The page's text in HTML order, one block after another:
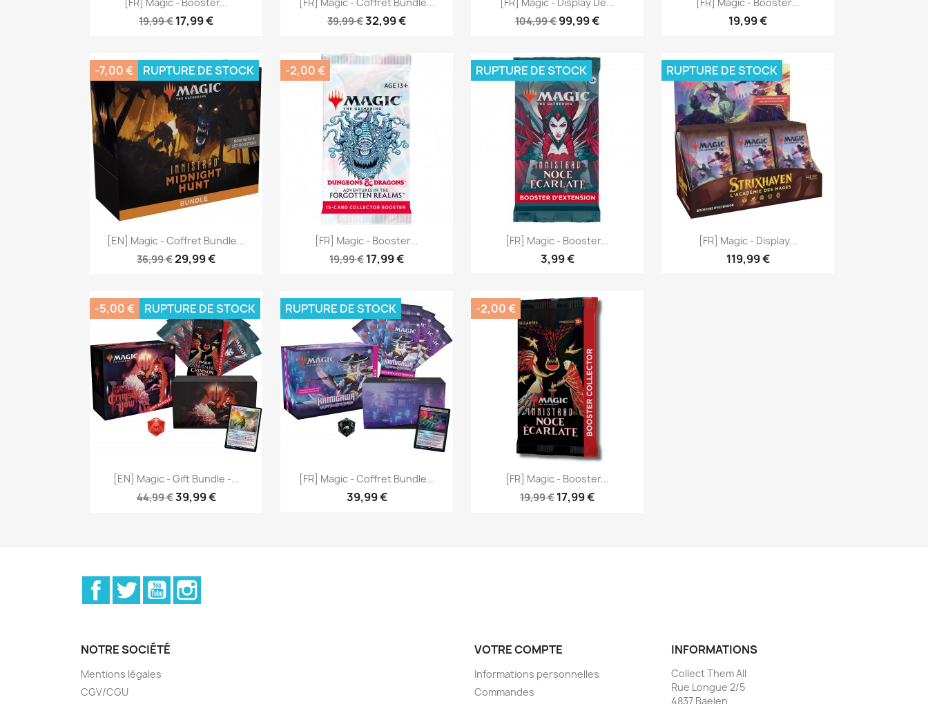
19,99 € 17,99 €
39,99 €32,99 €
104,99 € 99,99 € 19,99 €
[EN] Magic - Coffret Bundle...
36,99 €29,99 €
-7,00 € RUPTURE DE STOCK
Aperçu rapide
[FR] Magic - Booster...
19,99 € 17,99 €
-2,00 €
 Aperçu rapide [FR] Magic - Booster...
3,99 €
RUPTURE DE STOCK
 Aperçu rapide [FR] Magic - Display...
119,99 €
RUPTURE DE STOCK
 Aperçu rapide
[EN] Magic - Gift Bundle -...
44,99 €39,99 €
-5,00 € RUPTURE DE STOCK
Aperçu rapide [FR] Magic - Coffret Bundle...
39,99 €
RUPTURE DE STOCK
Aperçu rapide
[FR] Magic - Booster...
19,99 € 17,99 €
-2,00 €
 Aperçu rapide
FacebookTwitterYouTube
NOTRE SOCIÉTÉ
Mentions légales
CGV/CGU
VOTRE COMPTE
Informations personnelles
Commandes
INFORMATIONS
Collect Them All
Rue Longue 2/5
4837 Baelen